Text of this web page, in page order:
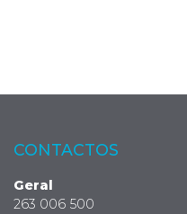
CONTACTOS
Geral
263 006 500